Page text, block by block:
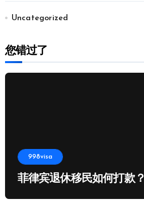
Uncategorized
您错过了
998visa
菲律宾退休移民如何打款？